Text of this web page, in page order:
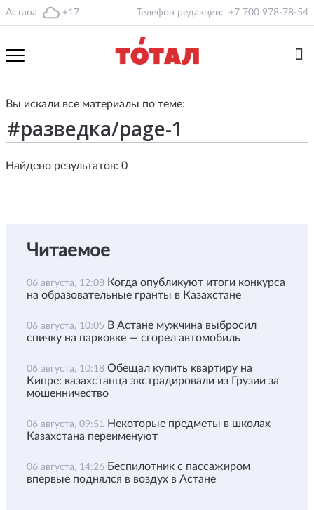
Астана +17 Телефон редакции: +7 700 978-78-54
Вы искали все материалы по теме:
Найдено результатов: 0
Читаемое
06 августа, 12:08 Когда опубликуют итоги конкурса
на образовательные гранты в Казахстане
06 августа, 10:05 В Астане мужчина выбросил
спичку на парковке — сгорел автомобиль
06 августа, 10:18 Обещал купить квартиру на
Кипре: казахстанца экстрадировали из Грузии за
мошенничество
06 августа, 09:51 Некоторые предметы в школах
Казахстана переименуют
06 августа, 14:26 Беспилотник с пассажиром
впервые поднялся в воздух в Астане